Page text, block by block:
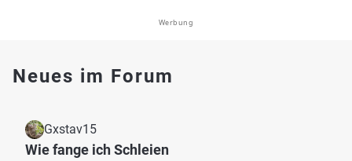
Werbung
Neues im Forum
Gxstav15
Wie fange ich Schleien